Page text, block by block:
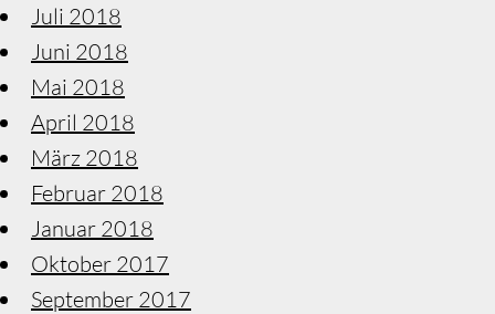
Juli 2018
Juni 2018
Mai 2018
April 2018
März 2018
Februar 2018
Januar 2018
Oktober 2017
September 2017